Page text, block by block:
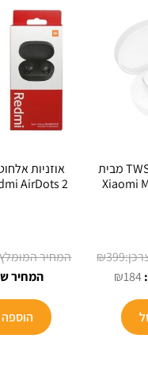
אוזניות אלחוטיות TWS מבית
₪399 המחיר
₪184 המחיר
אוזניות
AirDots 2